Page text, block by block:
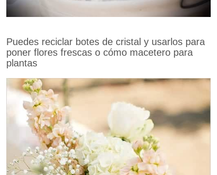
Puedes reciclar botes de cristal y usarlos para
poner flores frescas o cómo macetero para
plantas